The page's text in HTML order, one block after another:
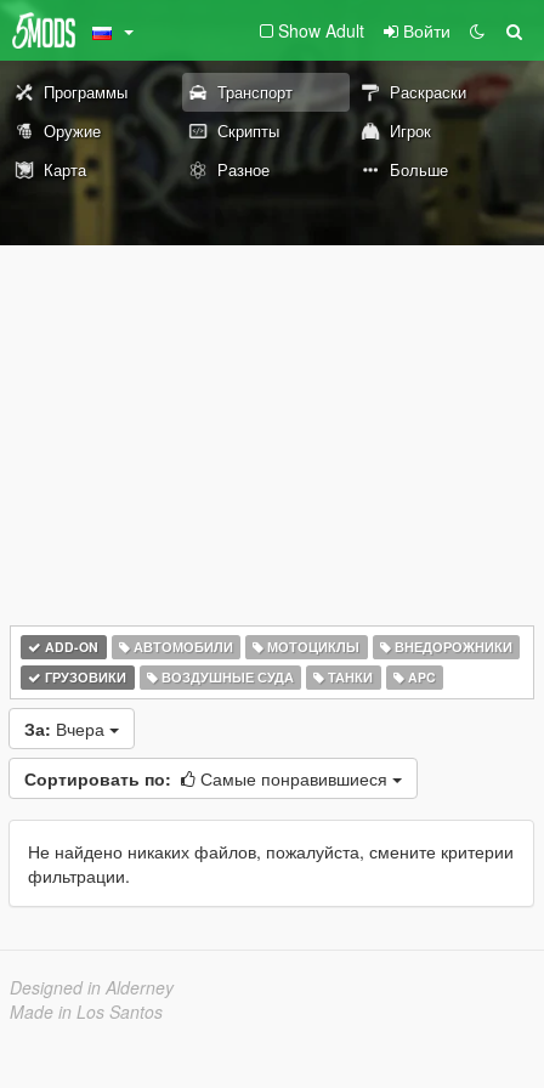
Show Adult Войти
Программы Транспорт
Раскраски
Оружие
Скрипты
Игрок
Карта
Разное Больше
ADD-ON АВТОМОБИЛИ МОТОЦИКЛЫ
ВНЕДОРОЖНИКИ
ГРУЗОВИКИ
ВОЗДУШНЫЕ СУДА ТАНКИ APC
За: Вчера
Сортировать по: Самые понравившиеся
Не найдено никаких файлов, пожалуйста, смените критерии
фильтрации.
Designed in Alderney
Made in Los Santos